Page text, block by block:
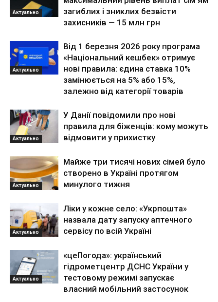
Актуально
загиблих і зниклих безвісти
захисників — 15 млн грн
Актуально
Від 1 березня 2026 року програма
«Національний кешбек» отримує
нові правила: єдина ставка 10%
замінюється на 5% або 15%,
залежно від категорії товарів
Актуально
У Данії повідомили про нові
правила для біженців: кому можуть
відмовити у прихистку
Актуально
Майже три тисячі нових сімей було
створено в Україні протягом
минулого тижня
Актуально
Ліки у кожне село: «Укрпошта»
назвала дату запуску аптечного
сервісу по всій Україні
Актуально
«цеПогода»: український
гідрометцентр ДСНС України у
тестовому режимі запускає
власний мобільний застосунок